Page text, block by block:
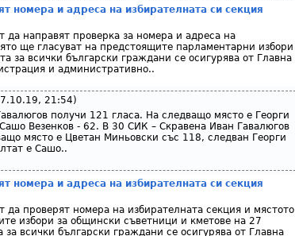
номера и адреса на избирателната си секция
да направят проверка за номера и адреса на
ще гласуват на предстоящите парламентарни избори
за всички български граждани се осигурява от Главна
и административно..
21:54)
получи 121 гласа. На следващо място е Георги
Везенков - 62. В 30 СИК – Скравена Иван Гавалюгов
място е Цветан Миньовски със 118, следван Георги
е Сашо..
номера и адреса на избирателната си секция
да проверят номера на избирателната секция и мястото
избори за общински съветници и кметове на 27
всички български граждани се осигурява от Главна